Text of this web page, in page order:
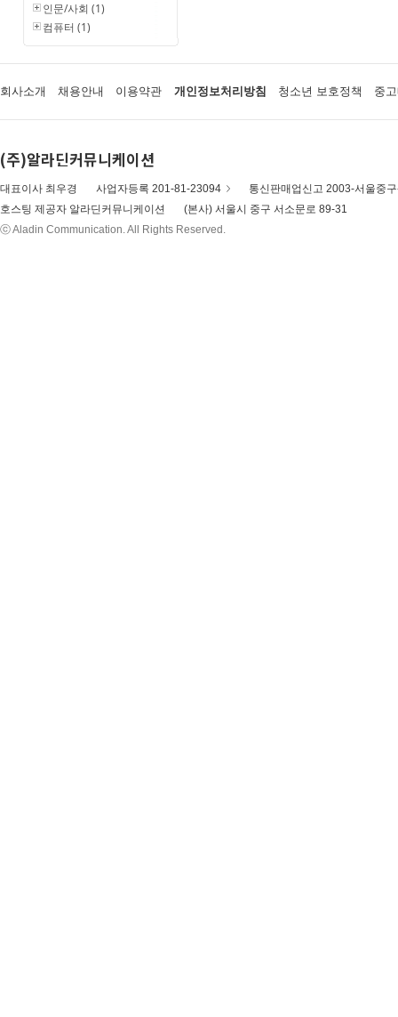
인문/사회 (1)
컴퓨터 (1)
회사소개 채용안내 이용약관 개인정보처리방침 청소년 보호정책 중
(주)알라딘커뮤니케이션
대표이사 최우경 사업자등록 201-81-23094
통신판매업신고 2003-서울중
호스팅 제공자 알라딘커뮤니케이션
(본사) 서울시 중구 서소문로 89-31
ⓒ Aladin Communication. All Rights Reserved.